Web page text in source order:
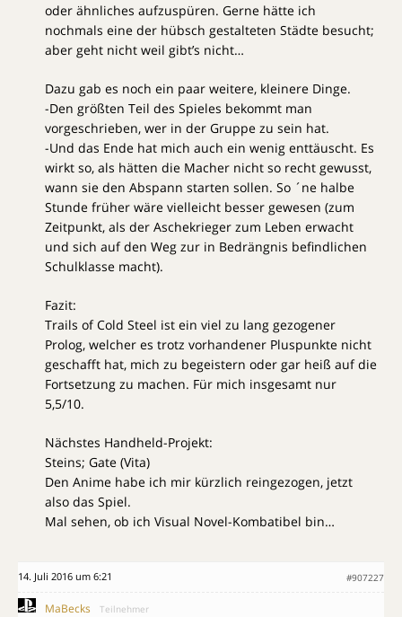
oder ähnliches aufzuspüren. Gerne hätte ich
nochmals eine der hübsch gestalteten Städte besucht;
aber geht nicht weil gibt’s nicht…
Dazu gab es noch ein paar weitere, kleinere Dinge.
-Den größten Teil des Spieles bekommt man
vorgeschrieben, wer in der Gruppe zu sein hat.
-Und das Ende hat mich auch ein wenig enttäuscht. Es
wirkt so, als hätten die Macher nicht so recht gewusst,
wann sie den Abspann starten sollen. So ´ne halbe
Stunde früher wäre vielleicht besser gewesen (zum
Zeitpunkt, als der Aschekrieger zum Leben erwacht
und sich auf den Weg zur in Bedrängnis befindlichen
Schulklasse macht).
Fazit:
Trails of Cold Steel ist ein viel zu lang gezogener
Prolog, welcher es trotz vorhandener Pluspunkte nicht
geschafft hat, mich zu begeistern oder gar heiß auf die
Fortsetzung zu machen. Für mich insgesamt nur
5,5/10.
Nächstes Handheld-Projekt:
Steins; Gate (Vita)
Den Anime habe ich mir kürzlich reingezogen, jetzt
also das Spiel.
Mal sehen, ob ich Visual Novel-Kombatibel bin…
14. Juli 2016 um 6:21 #907227
MaBecks Teilnehmer